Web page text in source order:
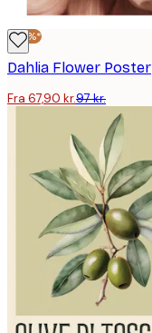
-30%*
Dahlia Flower Poster
Fra 67,90 kr.97 kr.